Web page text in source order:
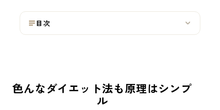
目次 ›
色んなダイエット法も原理はシンプ
ル